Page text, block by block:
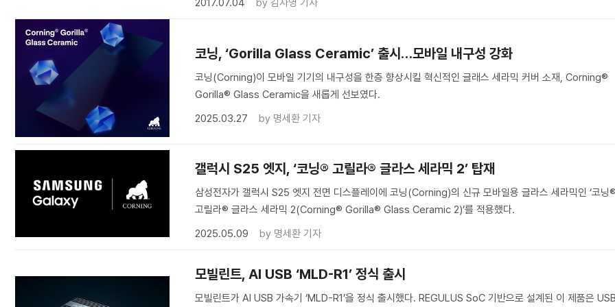
2017.07.04 by김자영 기자
코닝, ‘Gorilla Glass Ceramic’ 출시…모바일 내구성 강화
코닝(Corning)이 모바일 기기의 내구성을 한층 향상시킬 혁신적인 글래스 세라믹 커버 소재, Corning®
Gorilla® Glass Ceramic을 새롭게 선보였다.
2025.03.27
by 명세환 기자
갤럭시 S25 엣지, ‘코닝® 고릴라® 글라스 세라믹 2’ 탑재
삼성전자가 갤럭시 S25 엣지 전면 디스플레이에 코닝(Corning)의 신규 모바일용 글라스 세라믹인 ‘코닝
고릴라® 글라스 세라믹 2(Corning® Gorilla® Glass Ceramic 2)’를 적용했다.
2025.05.09
by 명세환 기자
모빌린트, AI USB ‘MLD-R1’ 정식 출시
모빌린트가 AI USB 가속기 ‘MLD-R1’을 정식 출시했다. REGULUS SoC 기반으로 설계된 이 제품은